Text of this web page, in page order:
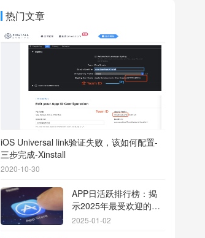
热门文章
iOS Universal link验证失败，该如何配置-
三步完成-Xinstall
2020-10-30
APP日活跃排行榜：揭
示2025年最受欢迎的应
用背后的秘密
2025-01-02